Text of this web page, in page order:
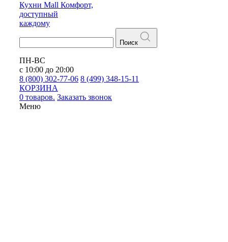
Кухни Mall Комфорт,
доступный
каждому
Поиск
ПН-ВС
с 10:00 до 20:00
8 (800) 302-77-06 8 (499) 348-15-11
КОРЗИНА
0 товаров. Заказать звонок
Меню